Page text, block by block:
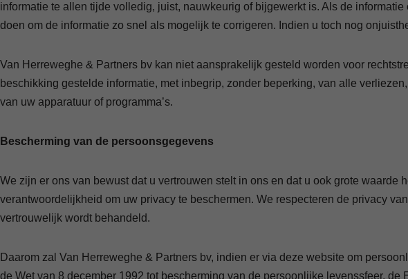
informatie te allen tijde volledig, juist, nauwkeurig of bijgewerkt is. Als de
doen om de informatie zo snel als mogelijk te corrigeren. Indien u toch nog
Van Herreweghe & Partners bv kan niet aansprakelijk gesteld worden voor
beschikking gestelde informatie, met inbegrip, zonder beperking, van alle
van uw apparatuur of programma’s.
Bescherming van de persoonsgegevens
We zijn er ons van bewust dat u vertrouwen stelt in ons en dat u ook grote
verantwoordelijkheid om uw privacy te beschermen. We respecteren de privacy
vertrouwelijk wordt behandeld.
Daarom zal Van Herreweghe & Partners bv, indien er via deze website om
de Wet van 8 december 1992 tot bescherming van de persoonlijke levenssfeer,